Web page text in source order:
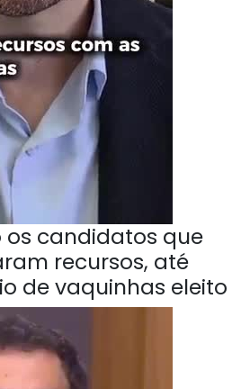
os candidatos que
recursos, até
de vaquinhas eleito